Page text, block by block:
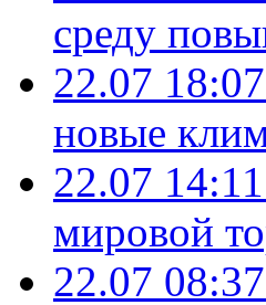
среду
22.07 18:07
новые
22.07 14:11
мировой
22.07 08:37